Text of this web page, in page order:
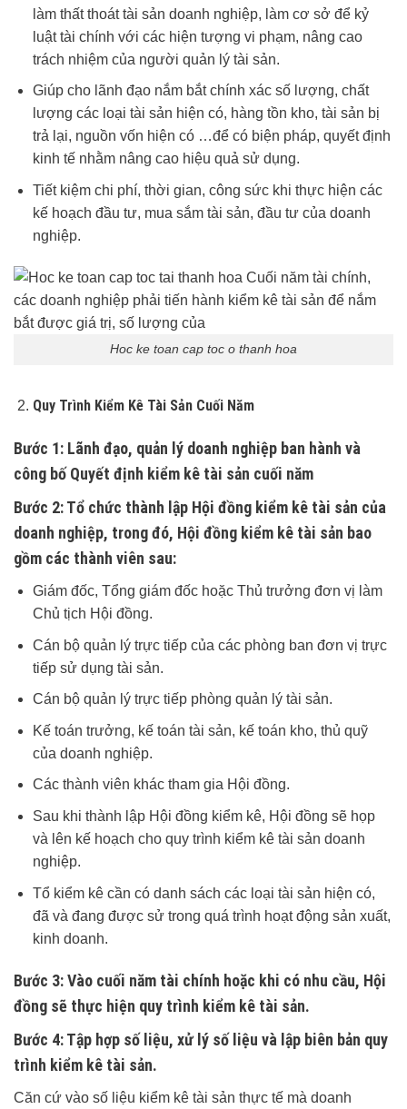
làm thất thoát tài sản doanh nghiệp, làm cơ sở để kỷ
luật tài chính với các hiện tượng vi phạm, nâng cao
trách nhiệm của người quản lý tài sản.
Giúp cho lãnh đạo nắm bắt chính xác số lượng, chất
lượng các loại tài sản hiện có, hàng tồn kho, tài sản bị
trả lại, nguồn vốn hiện có …để có biện pháp, quyết định
kinh tế nhằm nâng cao hiệu quả sử dụng.
Tiết kiệm chi phí, thời gian, công sức khi thực hiện các
kế hoạch đầu tư, mua sắm tài sản, đầu tư của doanh
nghiệp.
Hoc ke toan cap toc o thanh hoa
Quy Trình Kiểm Kê Tài Sản Cuối Năm
Bước 1: Lãnh đạo, quản lý doanh nghiệp ban hành và
công bố Quyết định kiểm kê tài sản cuối năm
Bước 2: Tổ chức thành lập Hội đồng kiểm kê tài sản của
doanh nghiệp, trong đó, Hội đồng kiểm kê tài sản bao
gồm các thành viên sau:
Giám đốc, Tổng giám đốc hoặc Thủ trưởng đơn vị làm
Chủ tịch Hội đồng.
Cán bộ quản lý trực tiếp của các phòng ban đơn vị trực
tiếp sử dụng tài sản.
Cán bộ quản lý trực tiếp phòng quản lý tài sản.
Kế toán trưởng, kế toán tài sản, kế toán kho, thủ quỹ
của doanh nghiệp.
Các thành viên khác tham gia Hội đồng.
Sau khi thành lập Hội đồng kiểm kê, Hội đồng sẽ họp
và lên kế hoạch cho quy trình kiểm kê tài sản doanh
nghiệp.
Tổ kiểm kê cần có danh sách các loại tài sản hiện có,
đã và đang được sử trong quá trình hoạt động sản xuất,
kinh doanh.
Bước 3: Vào cuối năm tài chính hoặc khi có nhu cầu, Hội
đồng sẽ thực hiện quy trình kiểm kê tài sản.
Bước 4: Tập hợp số liệu, xử lý số liệu và lập biên bản quy
trình kiểm kê tài sản.
Căn cứ vào số liệu kiểm kê tài sản thực tế mà doanh